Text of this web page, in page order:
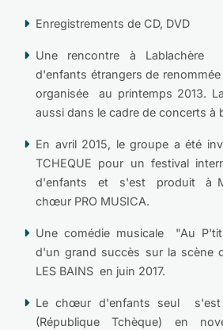
Enregistrements de CD, DVD
Une rencontre à
d'enfants étrangers de
organisée au printemps 2013.
aussi dans le cadre de concerts à
En avril 2015, le groupe a été
TCHEQUE pour un festival
d'enfants et s'est produit à
chœur PRO MUSICA.
Une comédie musicale "Au
d'un grand succès sur la scène
LES BAINS en juin 2017.
Le chœur d'enfants seul s'est
(République Tchèque) en